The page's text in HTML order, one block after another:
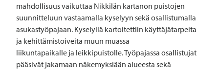
mahdollisuus vaikuttaa Nikkilän kartanon puistojen
suunnitteluun vastaamalla kyselyyn sekä osallistumalla
asukastyöpajaan. Kyselyllä kartoitettiin käyttäjätarpeita
ja kehittämistoiveita muun muassa
liikuntapaikalle ja leikkipuistolle. Työpajassa osallistujat
pääsivät jakamaan näkemyksiään alueesta sekä